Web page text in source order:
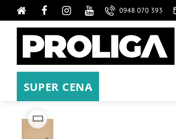
0948 070 393
SUPER CENA